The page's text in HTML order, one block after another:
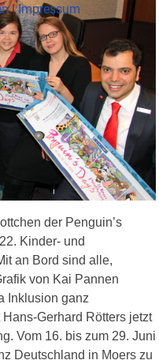
der Penguin’s
Kinder- und
an Bord sind alle,
von Kai Pannen
Inklusion ganz
Gerhard Rötters jetzt
Vom 16. bis zum 29. Juni
Deutschland in Moers zu
|Impressum